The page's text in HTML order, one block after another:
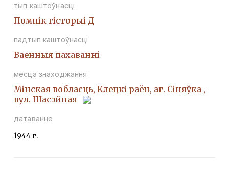
тып каштоўнасці
Помнiк гiсторыi Д
падтып каштоўнасці
Ваенныя пахаваннi
месца знаходжання
Мінская вобласць, Клецкі раён, аг. Сіняўка ,
вул. Шасэйная
датаванне
1944 г.